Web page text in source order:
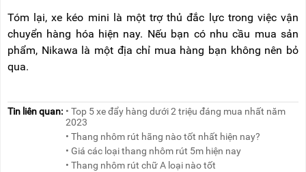
Tóm lại, xe kéo mini là một trợ thủ đắc lực trong việc vận
chuyển hàng hóa hiện nay. Nếu bạn có nhu cầu mua sản
phẩm, Nikawa là một địa chỉ mua hàng bạn không nên bỏ
qua.
Tin liên quan: • Top 5 xe đẩy hàng dưới 2 triệu đáng mua nhất năm
2023
• Thang nhôm rút hãng nào tốt nhất hiện nay?
• Giá các loại thang nhôm rút 5m hiện nay
• Thang nhôm rút chữ A loại nào tốt